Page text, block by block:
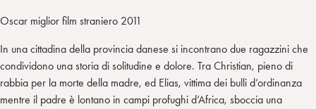
Oscar miglior film straniero 2011
In una cittadina della provincia danese si incontrano due ragazzini che
condividono una storia di solitudine e dolore. Tra Christian, pieno di
rabbia per la morte della madre, ed Elias, vittima dei bulli d’ordinanza
mentre il padre è lontano in campi profughi d’Africa, sboccia una